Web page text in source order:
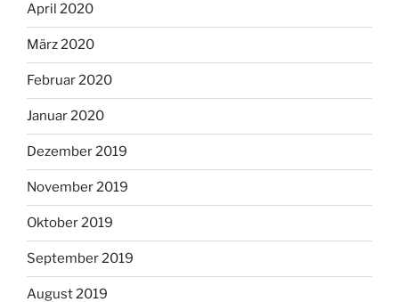
April 2020
März 2020
Februar 2020
Januar 2020
Dezember 2019
November 2019
Oktober 2019
September 2019
August 2019